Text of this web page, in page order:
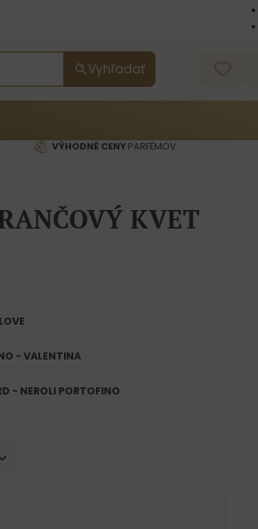
Vyhľadať
VÝHODNÉ CENYPARFÉMOV
KVET
- VALENTINA
- NEROLI PORTOFINO